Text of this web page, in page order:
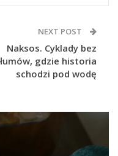
NEXT POST
Naksos. Cyklady bez
gdzie historia
schodzi pod wodę